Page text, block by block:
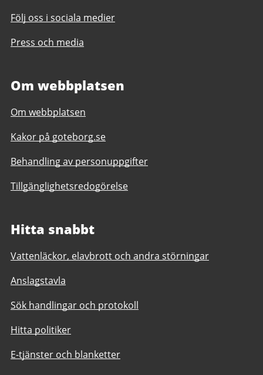
Följ oss i sociala medier
Press och media
Om webbplatsen
Om webbplatsen
Kakor på goteborg.se
Behandling av personuppgifter
Tillgänglighetsredogörelse
Hitta snabbt
Vattenläckor, elavbrott och andra störningar
Anslagstavla
Sök handlingar och protokoll
Hitta politiker
E-tjänster och blanketter